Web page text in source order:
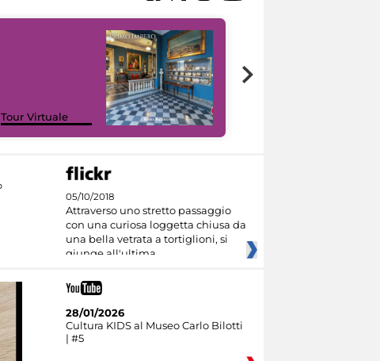
Tour Virtuale
05/10/2018
Attraverso uno stretto passaggio
con una curiosa loggetta chiusa da
una bella vetrata a tortiglioni, si
giunge all'ultima
28/01/2026
Cultura KIDS al Museo Carlo Bilotti
| #5